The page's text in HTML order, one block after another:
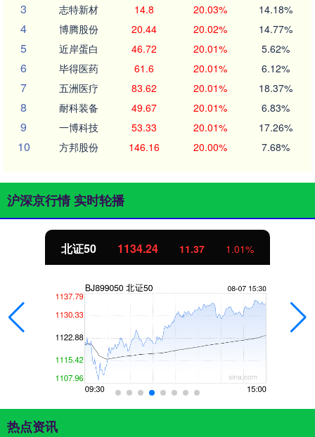
3 志特新材 14.8 20.03% 14.18%
4 博腾股份 20.44 20.02% 14.77%
5 近岸蛋白 46.72 20.01% 5.62%
6 毕得医药 61.6 20.01% 6.12%
7 五洲医疗 83.62 20.01% 18.37%
8 耐科装备 49.67 20.01% 6.83%
9 一博科技 53.33 20.01% 17.26%
10 方邦股份 146.16 20.00% 7.68%
沪深京行情 实时轮播
北证50 1134.24 11.37 1.01%
热点资讯